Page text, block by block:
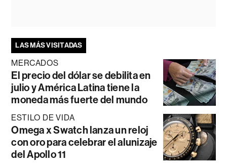
LAS MÁS VISITADAS
MERCADOS
El precio del dólar se debilita en
julio y América Latina tiene la
moneda más fuerte del mundo
ESTILO DE VIDA
Omega x Swatch lanza un reloj
con oro para celebrar el alunizaje
del Apollo 11